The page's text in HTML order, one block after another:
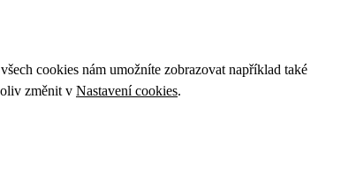
cookies nám umožníte zobrazovat například také
změnit v Nastavení cookies.